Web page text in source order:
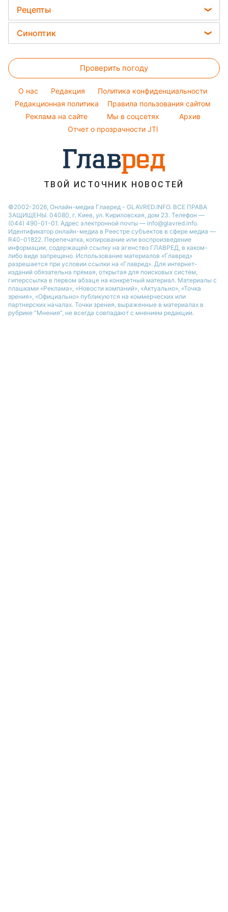
Новости Житомира
Новости Черкассы
Ани Лорак
Алла Пугачева
Максим Галкин
Настя Каменских
Красивый маникюр
Оптические иллюзии
Народные приметы
Авто
Стирка
Цены на продукты
Денежная помощь
Тарифы
Курс валют
Рецепты
Закуски
Салаты
Простые блюда
Легкие десерты
Напитки
Праздничное меню
Синоптик
Магнитные бури
Погода на сегодня
Погода на завтра
Пылевая буря
Проверить погоду
O нас Редакция
Политика конфиденциальности
Редакционная политика
Правила пользования сайтом
Реклама на сайте
Мы в соцсетях
Архив
Отчет о прозрачности JTI
ТВОЙ ИСТОЧНИК НОВОСТЕЙ
©2002-2026, Онлайн-медиа Главред - GLAVRED.INFO. ВСЕ ПРАВА
ЗАЩИЩЕНЫ. 04080, г. Киев, ул. Кириловская, дом 23. Телефон —
(044) 490-01-01. Адрес электронной почты — info@glavred.info.
Идентификатор онлайн-медиа в Реестре cубъектов в сфере медиа —
R40-01822. Перепечатка, копирование или воспроизведение
информации, содержащей ссылку на агенство ГЛАВРЕД, в каком-
либо виде запрещено. Использование материалов «Главред»
разрешается при условии ссылки на «Главред». Для интернет-
изданий обязательна прямая, открытая для поисковых систем,
гиперссылка в первом абзаце на конкретный материал. Материалы с
плашками «Реклама», «Новости компаний», «Актуально», «Точка
зрения», «Официально» публикуются на коммерческих или
партнерских началах. Точки зрения, выраженные в материалах в
рубрике "Мнения", не всегда совпадают с мнением редакции.